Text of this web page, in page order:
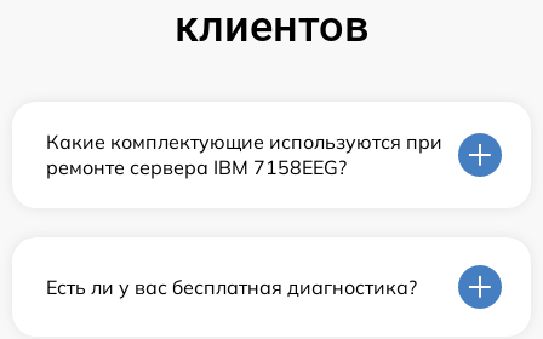
клиентов
Какие комплектующие используются при
ремонте сервера IBM 7158EEG?
Есть ли у вас бесплатная диагностика?